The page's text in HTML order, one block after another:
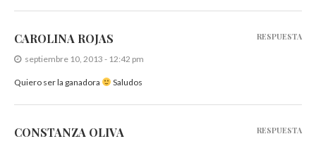
CAROLINA ROJAS
septiembre 10, 2013 - 12:42 pm
Quiero ser la ganadora Saludos
RESPUESTA
CONSTANZA OLIVA RESPUESTA